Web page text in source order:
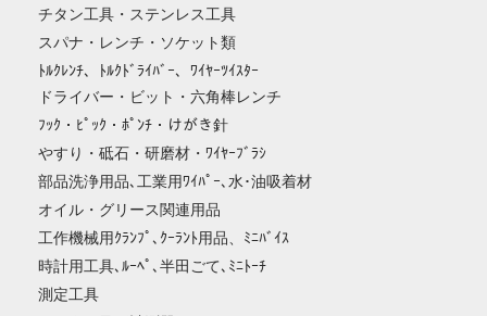
チタン工具・ステンレス工具
スパナ・レンチ・ソケット類
ﾄﾙｸﾚﾝﾁ、ﾄﾙｸﾄﾞﾗｲﾊﾞｰ、ﾜｲﾔｰﾂｲｽﾀｰ
ドライバー・ビット・六角棒レンチ
ﾌｯｸ・ﾋﾟｯｸ・ﾎﾟﾝﾁ・けがき針
やすり・砥石・研磨材・ﾜｲﾔｰﾌﾞﾗｼ
部品洗浄用品､工業用ﾜｲﾊﾟｰ､水･油吸着材
オイル・グリース関連用品
工作機械用ｸﾗﾝﾌﾟ､ｸｰﾗﾝﾄ用品、ﾐﾆﾊﾞｲｽ
時計用工具､ﾙｰﾍﾟ､半田ごて､ﾐﾆﾄｰﾁ
測定工具